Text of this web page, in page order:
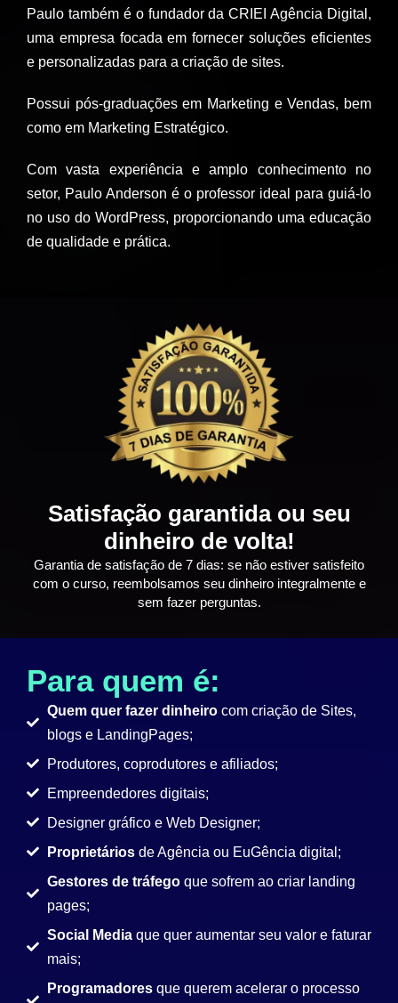
Paulo também é o fundador da CRIEI Agência Digital,
uma empresa focada em fornecer soluções eficientes
e personalizadas para a criação de sites.
Possui pós-graduações em Marketing e Vendas, bem
como em Marketing Estratégico.
Com vasta experiência e amplo conhecimento no
setor, Paulo Anderson é o professor ideal para guiá-lo
no uso do WordPress, proporcionando uma educação
de qualidade e prática.
Satisfação garantida ou seu
dinheiro de volta!
Garantia de satisfação de 7 dias: se não estiver satisfeito
com o curso, reembolsamos seu dinheiro integralmente e
sem fazer perguntas.
Para quem é:
Quem quer fazer dinheiro com criação de Sites,
blogs e LandingPages;
Produtores, coprodutores e afiliados;
Empreendedores digitais;
Designer gráfico e Web Designer;
Proprietários de Agência ou EuGência digital;
Gestores de tráfegoque sofrem ao criar landing
pages;
Social Media que quer aumentar seu valor e faturar
mais;
Programadores que querem acelerar o processo